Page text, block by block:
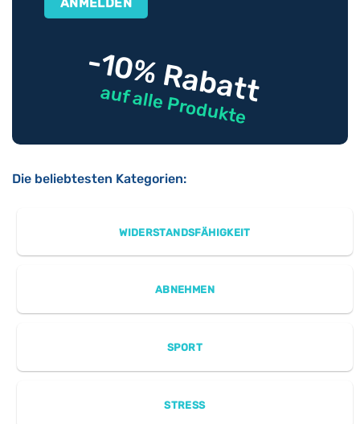
-10% Rabatt
auf alle Produkte
Die beliebtesten Kategorien:
WIDERSTANDSFÄHIGKEIT
ABNEHMEN
SPORT
STRESS